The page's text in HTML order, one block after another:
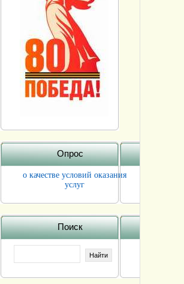
Опрос
о качестве условий оказания
услуг
Поиск